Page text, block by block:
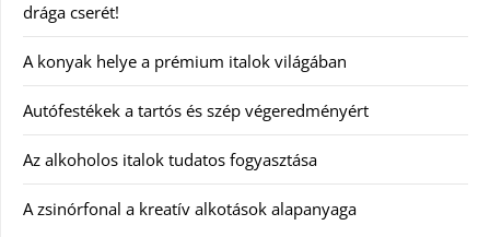
drága cserét!
A konyak helye a prémium italok világában
Autófestékek a tartós és szép végeredményért
Az alkoholos italok tudatos fogyasztása
A zsinórfonal a kreatív alkotások alapanyaga